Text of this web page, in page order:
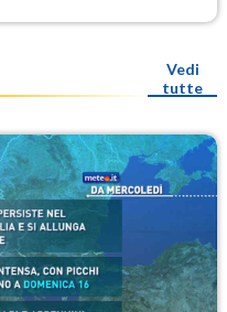
Vedi
tutte